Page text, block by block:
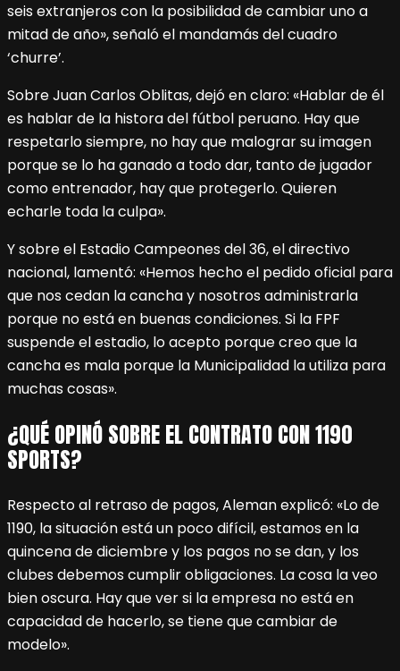
seis extranjeros con la posibilidad de cambiar uno a
mitad de año», señaló el mandamás del cuadro
‘churre’.
Sobre Juan Carlos Oblitas, dejó en claro: «Hablar de él
es hablar de la histora del fútbol peruano. Hay que
respetarlo siempre, no hay que malograr su imagen
porque se lo ha ganado a todo dar, tanto de jugador
como entrenador, hay que protegerlo. Quieren
echarle toda la culpa».
Y sobre el Estadio Campeones del 36, el directivo
nacional, lamentó: «Hemos hecho el pedido oficial para
que nos cedan la cancha y nosotros administrarla
porque no está en buenas condiciones. Si la FPF
suspende el estadio, lo acepto porque creo que la
cancha es mala porque la Municipalidad la utiliza para
muchas cosas».
¿QUÉ OPINÓ SOBRE EL CONTRATO CON 1190
SPORTS?
Respecto al retraso de pagos, Aleman explicó: «Lo de
1190, la situación está un poco difícil, estamos en la
quincena de diciembre y los pagos no se dan, y los
clubes debemos cumplir obligaciones. La cosa la veo
bien oscura. Hay que ver si la empresa no está en
capacidad de hacerlo, se tiene que cambiar de
modelo».